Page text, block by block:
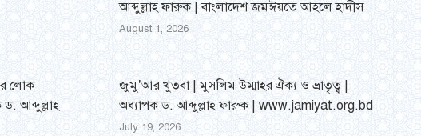
আব্দুল্লাহ ফারুক | বাংলাদেশ জমঈয়তে আহলে হাদীস
August 1, 2026
লোক
আব্দুল্লাহ
জুমু’আর খুতবা | মুসলিম উম্মাহর ঐক্য ও ভ্রাতৃত্ব |
অধ্যাপক ড. আব্দুল্লাহ ফারুক | www.jamiyat.org.bd
July 19, 2026